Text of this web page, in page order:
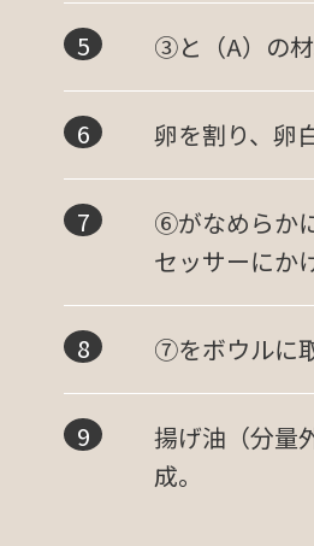
③と（A）の材
卵を割り、卵
⑥がなめらか
セッサーにか
⑦をボウルに
揚げ油（分量
成。